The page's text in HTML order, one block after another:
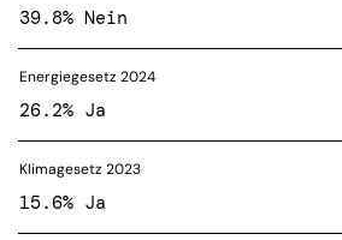
39.8% Nein
Energiegesetz 2024
26.2% Ja
Klimagesetz 2023
15.6% Ja